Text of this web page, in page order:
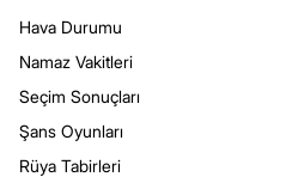
Hava Durumu
Namaz Vakitleri
Seçim Sonuçları
Şans Oyunları
Rüya Tabirleri